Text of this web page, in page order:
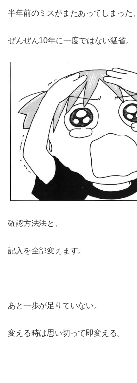
半年前のミスがまたあってしまった、
ぜんぜん10年に一度ではない猛省。
確認方法法と、
記入を全部変えます。
あと一歩が足りていない。
変える時は思い切って即変える。